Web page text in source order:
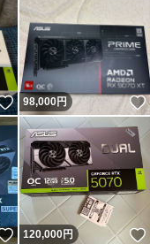
いいね！
98,000円
いいね！
120,000円